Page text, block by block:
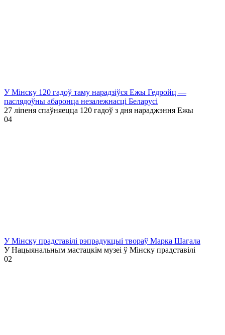
У Мінску 120 гадоў таму нарадзіўся Ежы Гедройц —
паслядоўны абаронца незалежнасці Беларусі
27 ліпеня спаўняецца 120 гадоў з дня нараджэння Ежы
04
У Мінску прадставілі рэпрадукцыі твораў Марка Шагала
У Нацыянальным мастацкім музеі ў Мінску прадставілі
02